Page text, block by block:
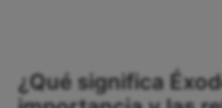
¿Qué significa